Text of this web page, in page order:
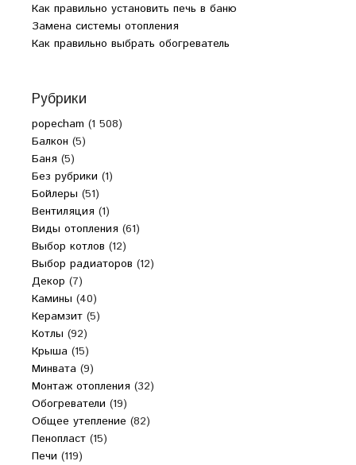
Как правильно установить печь в баню
Замена системы отопления
Как правильно выбрать обогреватель
Рубрики
popecham (1 508)
Балкон (5)
Баня (5)
Без рубрики (1)
Бойлеры (51)
Вентиляция (1)
Виды отопления (61)
Выбор котлов (12)
Выбор радиаторов (12)
Декор (7)
Камины (40)
Керамзит (5)
Котлы (92)
Крыша (15)
Минвата (9)
Монтаж отопления (32)
Обогреватели (19)
Общее утепление (82)
Пенопласт (15)
Печи (119)